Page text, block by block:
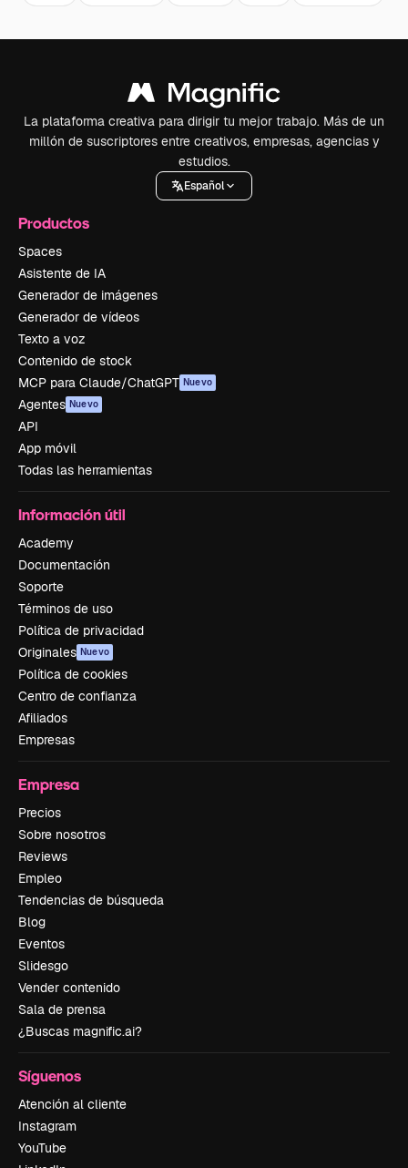
La plataforma creativa para dirigir tu mejor trabajo. Más de un
millón de suscriptores entre creativos, empresas, agencias y
estudios.
Español
Productos
Spaces
Asistente de IA
Generador de imágenes
Generador de vídeos
Texto a voz
Contenido de stock
MCP para Claude/ChatGPT Nuevo
Agentes Nuevo
API
App móvil
Todas las herramientas
Información útil
Academy
Documentación
Soporte
Términos de uso
Política de privacidad
Originales Nuevo
Política de cookies
Centro de confianza
Afiliados
Empresas
Empresa
Precios
Sobre nosotros
Reviews
Empleo
Tendencias de búsqueda
Blog
Eventos
Slidesgo
Vender contenido
Sala de prensa
¿Buscas magnific.ai?
Síguenos
Atención al cliente
Instagram
YouTube